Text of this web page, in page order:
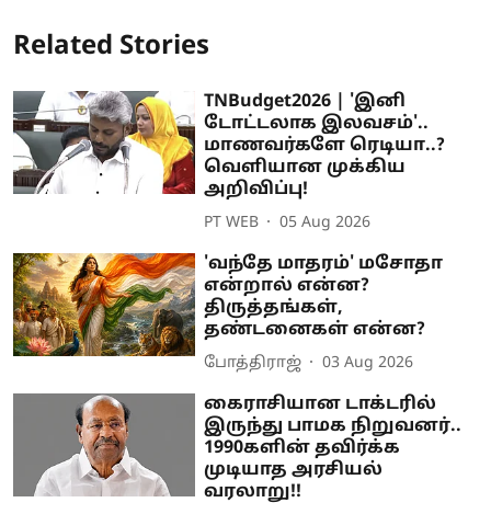
Related Stories
TNBudget2026 | 'இனி
டோட்டலாக இலவசம்'..
மாணவர்களே ரெடியா..?
வெளியான முக்கிய
அறிவிப்பு!
PT WEB 05 Aug 2026
'வந்தே மாதரம்' மசோதா
என்றால் என்ன?
திருத்தங்கள்,
தண்டனைகள் என்ன?
போத்திராஜ் 03 Aug 2026
கைராசியான டாக்டரில்
இருந்து பாமக நிறுவனர்..
1990களின் தவிர்க்க
முடியாத அரசியல்
வரலாறு!!